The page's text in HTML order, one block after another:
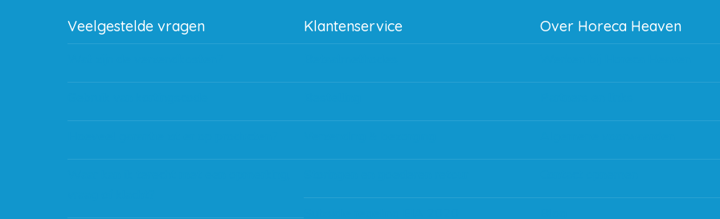
Veelgestelde vragen Klantenservice
Subsidie regeling EIA 2020
Over Horeca Heaven